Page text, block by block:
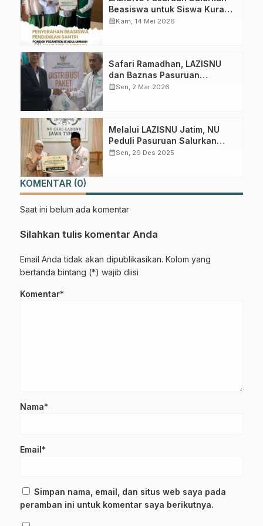
Gabung Channel WhatsApp NU
Pasuruan
Dapatkan info kegiatan, kajian, dan berita terbaru langsung dari
sumber resmi NU Pasuruan.
Beasiswa untuk Siswa Kurang
Mampu
calendar_monthKam, 14 Mei 2026
Safari Ramadhan, LAZISNU
dan Baznas Pasuruan
Distribusikan 3.500 Paket
calendar_monthSen, 2 Mar 2026
Melalui LAZISNU Jatim, NU
Peduli Pasuruan Salurkan
Bantuan 81 Juta untuk Korban
calendar_monthSen, 29 Des 2025
KOMENTAR (0)
Saat ini belum ada komentar
Silahkan tulis komentar Anda
Email Anda tidak akan dipublikasikan. Kolom yang
bertanda bintang (*) wajib diisi
Komentar*
Nama*
Email*
Simpan nama, email, dan situs web saya pada
peramban ini untuk komentar saya berikutnya.